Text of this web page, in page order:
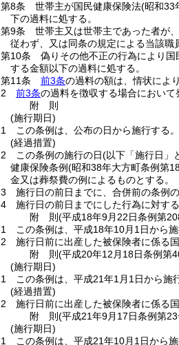
第8条
世帯主が国民健康保険法(昭和33
下の過料に処する。
第9条
世帯主又は世帯主であった者が
従わず、又は同条の規定による当該職
第10条
偽りその他不正の行為により
する金額以下の過料に処する。
第11条
前3条の過料の額は、情状によ
2
前3条の過料を徴収する場合におい
附 則
(施行期日)
1
この条例は、公布の日から施行する。
(経過措置)
2
この条例の施行の日(以下「施行日」
健康保険条例(昭和38年大方町条例第
金又は葬祭費の例によるものとする。
3
施行日の前日までに、合併前の条例
4
施行日の前日までにした行為に対す
附 則(平成18年9月22日条例第
1
この条例は、平成18年10月1日から施
2
施行日前に出産した被保険者に係る
附 則(平成20年12月18日条例第
(施行期日)
1
この条例は、平成21年1月1日から施
(経過措置)
2
施行日前に出産した被保険者に係る
附 則(平成21年9月17日条例第
(施行期日)
1
この条例は、平成21年10月1日から施